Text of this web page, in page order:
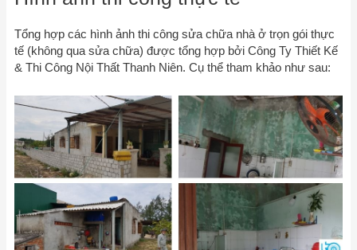
Tổng hợp các hình ảnh thi công sửa chữa nhà ở trọn gói thực
tế (không qua sửa chữa) được tổng hợp bởi Công Ty Thiết Kế
& Thi Công Nội Thất Thanh Niên. Cụ thể tham khảo như sau: